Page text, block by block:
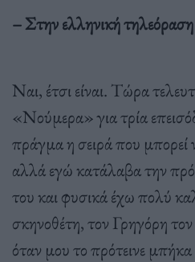
– Στην ελληνική τηλεόραση
Ναι, έτσι είναι. Τώρα
«Νούμερα» για τρία
πράγμα η σειρά που μπορεί
αλλά εγώ κατάλαβα την
του και φυσικά έχω πολύ
σκηνοθέτη, τον Γρηγόρη
όταν μου το πρότεινε